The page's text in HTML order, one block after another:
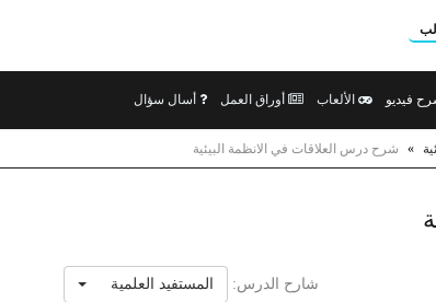
فيديو الألعاب أوراق العمل أسال سؤال
» شرح درس العلاقات في الانظمة البيئية
شارح الدرس: المستفيد العلمية